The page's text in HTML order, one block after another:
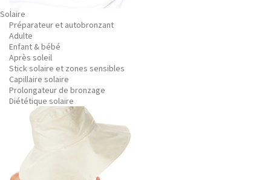
Solaire
Préparateur et autobronzant
Adulte
Enfant & bébé
Après soleil
Stick solaire et zones sensibles
Capillaire solaire
Prolongateur de bronzage
Diététique solaire